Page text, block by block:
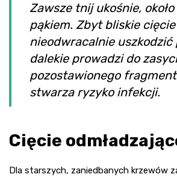
Zawsze tnij ukośnie,
pąkiem. Zbyt bliskie
nieodwracalnie uszkodzić
dalekie prowadzi do
pozostawionego
stwarza ryzyko infekcji.
Cięcie
Dla starszych, zaniedbanych krzewów